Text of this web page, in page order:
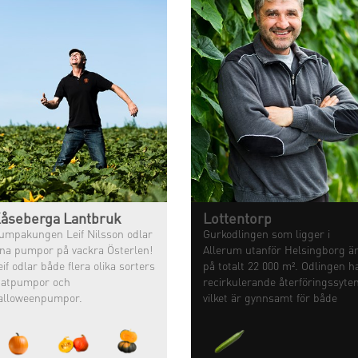
Lantbruk
Leif Nilsson odlar
pumpor på vackra Österlen!
odlar både flera olika sorters
och
⠀
alltid tyckt att det varit roligt
ville därför odla själv!
Lottentorp
Gurkodlingen som ligger i
Allerum utanför Helsingborg är
på totalt 22 000 m². Odlingen
recirkulerande
vilket är gynnsamt för både